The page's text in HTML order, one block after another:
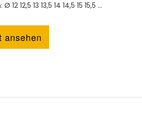
12,5 13 13,5 14 14,5 15 15,5 ...
ansehen